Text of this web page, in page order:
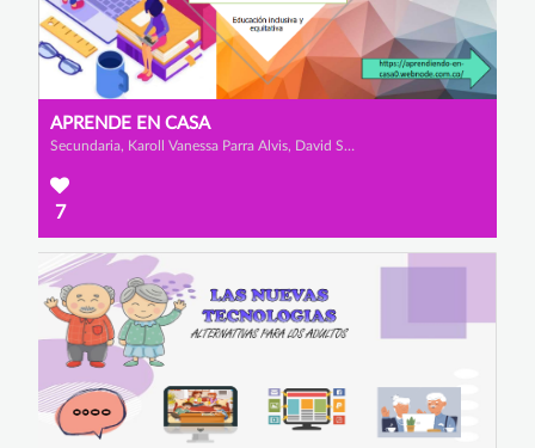
APRENDE EN CASA
Secundaria, Karoll Vanessa Parra Alvis, David Santiago Zartha Gaitán y Jhojan Andrey Peña Paez
7